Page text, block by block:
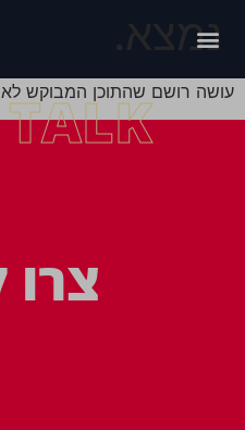
נמצא.
עושה רושם שהתוכן המבוקש